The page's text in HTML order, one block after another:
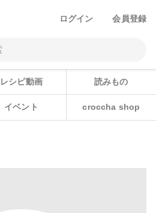
ログイン 会員登録
レシピ動画 読みもの
イベント croccha shop